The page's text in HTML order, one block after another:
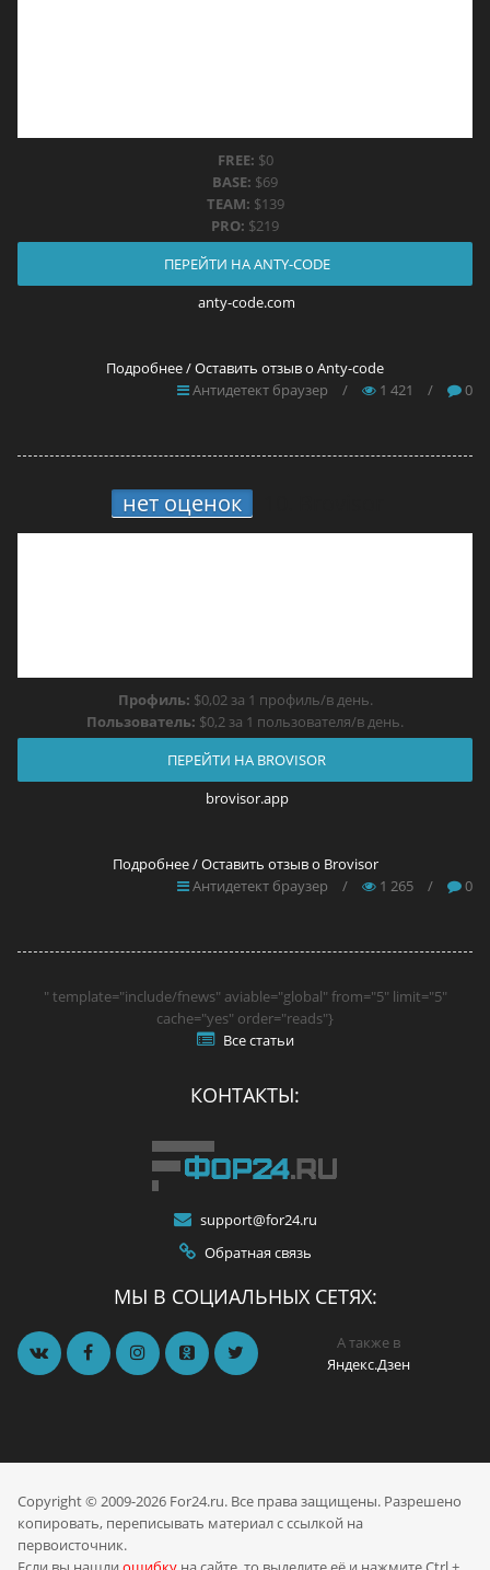
FREE: $0
BASE: $69
TEAM: $139
PRO: $219
ПЕРЕЙТИ НА ANTY-CODE
anty-code.com
Подробнее / Оставить отзыв о Anty-code
Антидетект браузер
/ 1 421 / 0
нет оценок
Профиль: $0,02 за 1 профиль/в день.
Пользователь: $0,2 за 1 пользователя/в день.
ПЕРЕЙТИ НА BROVISOR
brovisor.app
Подробнее / Оставить отзыв о Brovisor
Антидетект браузер
/ 1 265 / 0
" template="include/fnews" aviable="global" from="5" limit="5"
cache="yes" order="reads"}
Все статьи
КОНТАКТЫ:
support@for24.ru
Обратная связь
МЫ В СОЦИАЛЬНЫХ СЕТЯХ:
А также в
Яндекс.Дзен
Copyright © 2009-2026 For24.ru. Все права защищены. Разрешено
копировать, переписывать материал с ссылкой на
первоисточник.